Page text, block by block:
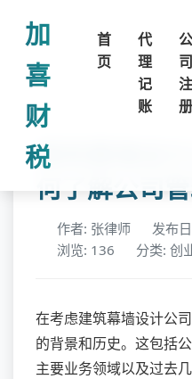
加
喜
财
税
首
页
代
理
记
账
公
司
注
册
建筑幕墙设计
何了解公司管
作者: 张律师
发布
浏览: 136
分类: 创
在考虑建筑幕墙设计公
的背景和历史。这包括
主要业务领域以及过去